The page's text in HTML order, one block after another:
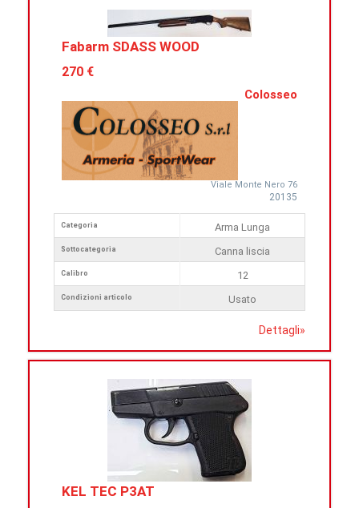
Fabarm SDASS WOOD
270 €
Colosseo
Viale Monte Nero 76
20135
Categoria
Sottocategoria
Calibro
Condizioni articolo
Arma Lunga
Canna liscia
12
Usato
Dettagli»
KEL TEC P3AT